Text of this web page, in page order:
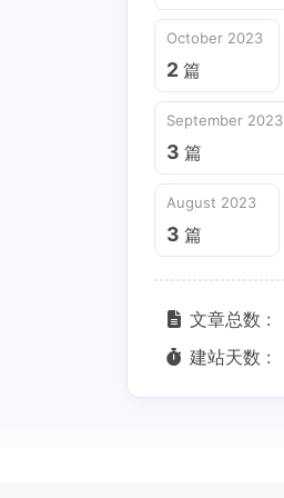
October 2023
2 篇
September 2023
3 篇
August 2023
3 篇
文章总数 :
建站天数 :